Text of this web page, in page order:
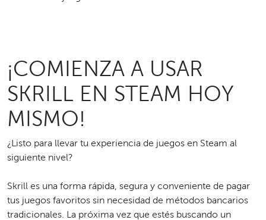
¡COMIENZA A USAR
SKRILL EN STEAM HOY
MISMO!
¿Listo para llevar tu experiencia de juegos en Steam al
siguiente nivel?
Skrill es una forma rápida, segura y conveniente de pagar
tus juegos favoritos sin necesidad de métodos bancarios
tradicionales. La próxima vez que estés buscando un